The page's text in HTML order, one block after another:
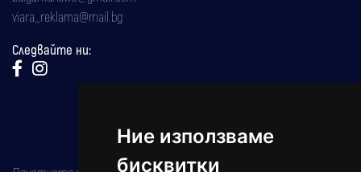
Ние използваме
бисквитки
viara_reklama@mail.bg
Следвайте ни: